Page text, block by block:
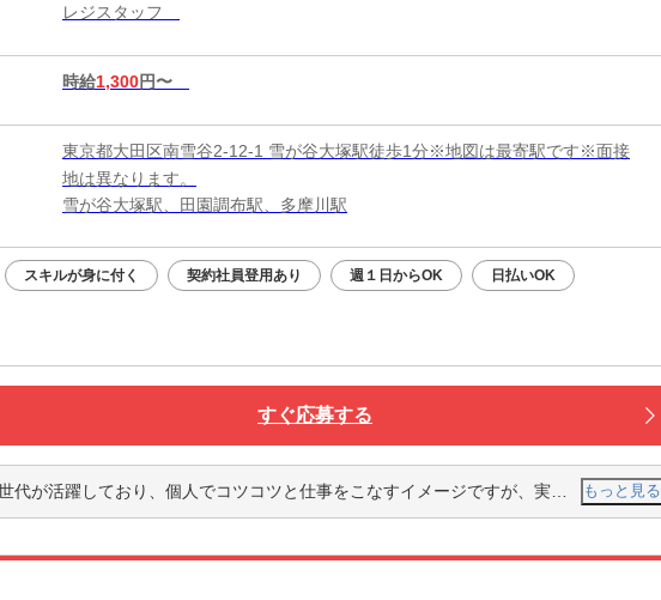
レジスタッフ
時給1,300円〜
東京都大田区南雪谷2-12-1 雪が谷大塚駅徒歩1分※地図は最寄駅です※面接
地は異なります。
雪が谷大塚駅、田園調布駅、多摩川駅
スキルが身に付く 契約社員登用あり 週１日からOK 日払いOK
すぐ応募する
人でコツコツと仕事をこなすイメージですが、実際にはチームでベクトルを合わせながら業務に取り組んでいる感じです。研修もあり、丁寧に仕事を教えてくれます もっと見る